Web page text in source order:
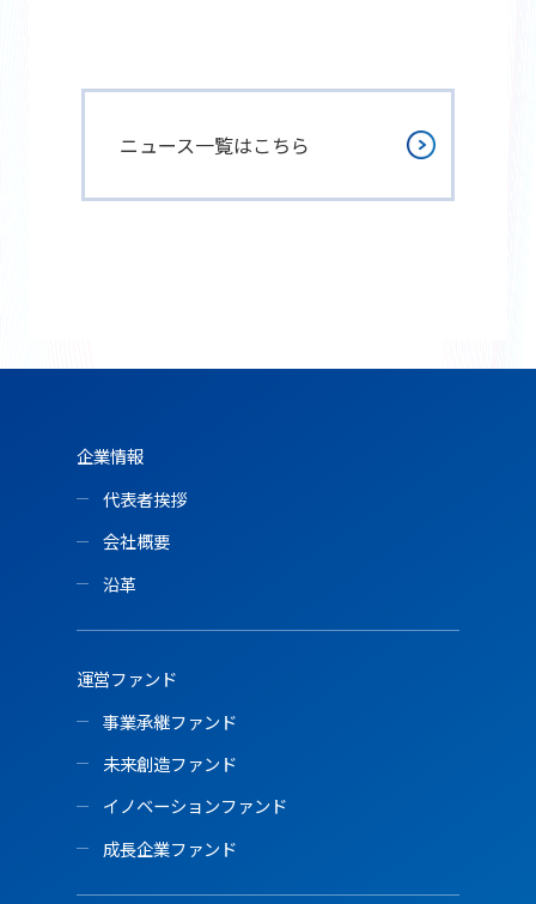
ニュース一覧はこちら
企業情報
代表者挨拶
会社概要
沿革
運営ファンド
事業承継ファンド
未来創造ファンド
イノベーションファンド
成長企業ファンド